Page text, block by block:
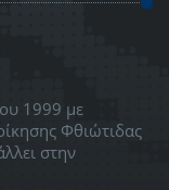
1999 με
Φθιώτιδας
στην